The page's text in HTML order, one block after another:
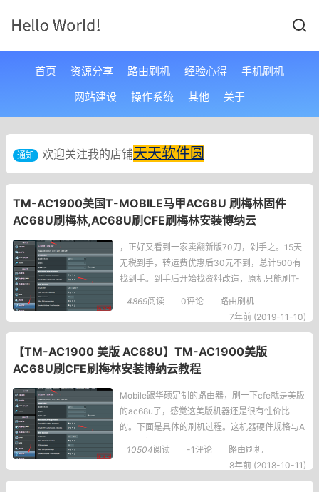
首页 资源分享 路由刷机 经验心得
手机刷机
网站建设
操作系统 其他 关于
通知 欢迎关注我的店铺天天软件圆
TM-AC1900美国T-MOBILE马甲AC68U 刷梅林固件
AC68U刷梅林,AC68U刷CFE刷梅林安装博纳云
，正好又看到一家卖翻新版70刀，剁手之。15天
无税到手，转运费优惠后30元不到，总计500有
找到手。到手后开始找资料改造，原机只能刷T-
MOBILE定制的华硕固件，无论是web升级还是mi
niweb都不能刷到其他固件。要刷AC68U类固件
4869阅读 0评论
路由刷机
7年前 (2019-11-10)
【TM-AC1900 美版 AC68U】TM-AC1900美版
AC68U刷CFE刷梅林安装博纳云教程
Mobile跟华硕定制的路由器，刷一下cfe就是美版
的ac68u了，感觉这美版机器还是很有性价比
的。下面是具体的刷机过程。这机器硬件规格与A
C68U完全相同，网关192.168.29.1，自带固件是
3.0.0.4.376.3xxx。（昨晚刷的今天已经忘了）
10504阅读 -1评论
路由刷机
8年前 (2018-10-11)